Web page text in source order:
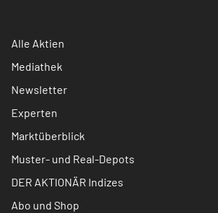
Alle Aktien
Mediathek
Newsletter
Experten
Marktüberblick
Muster- und Real-Depots
DER AKTIONÄR Indizes
Abo und Shop